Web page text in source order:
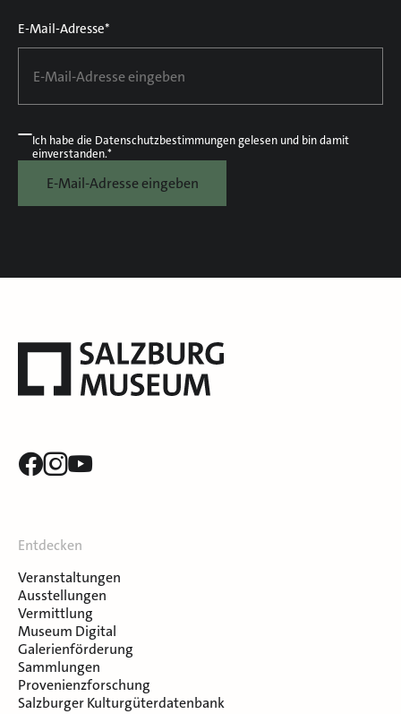
E-Mail-Adresse*
Ich habe die Datenschutzbestimmungengelesen und bin damit
einverstanden.*
E-Mail-Adresse eingeben
Entdecken
Veranstaltungen
Ausstellungen
Vermittlung
Museum Digital
Galerienförderung
Sammlungen
Provenienzforschung
Salzburger Kulturgüterdatenbank